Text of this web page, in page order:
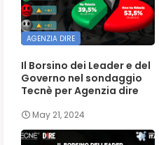
AGENZIA DIRE
Il Borsino dei Leader e del
Governo nel sondaggio
Tecnè per Agenzia dire
May 21, 2024